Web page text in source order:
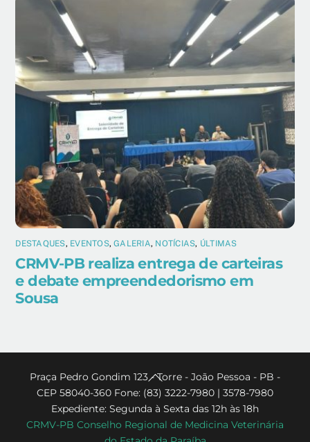
DESTAQUES, EVENTOS,GALERIA, NOTÍCIAS, ÚLTIMAS
CRMV-PB realiza entrega de carteiras
e debate empreendedorismo em
Sousa
Back
To
Top
Praça Pedro Gondim 123 - Torre - João Pessoa - PB -
CEP 58040-360 Fone: (83) 3222-7980 | 3578-7980
Expediente: Segunda à Sexta das 12h às 18h
CRMV-PB Conselho Regional de Medicina Veterinária